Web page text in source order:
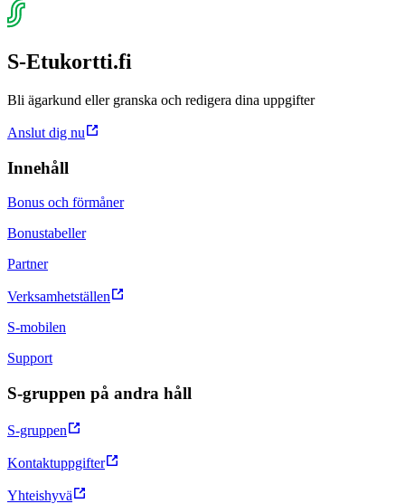
S-Etukortti.fi
Bli ägarkund eller granska och redigera dina uppgifter
Anslut dig nu
Innehåll
Bonus och förmåner
Bonustabeller
Partner
Verksamhetställen
S-mobilen
Support
S-gruppen på andra håll
S-gruppen
Kontaktuppgifter
Yhteishyvä